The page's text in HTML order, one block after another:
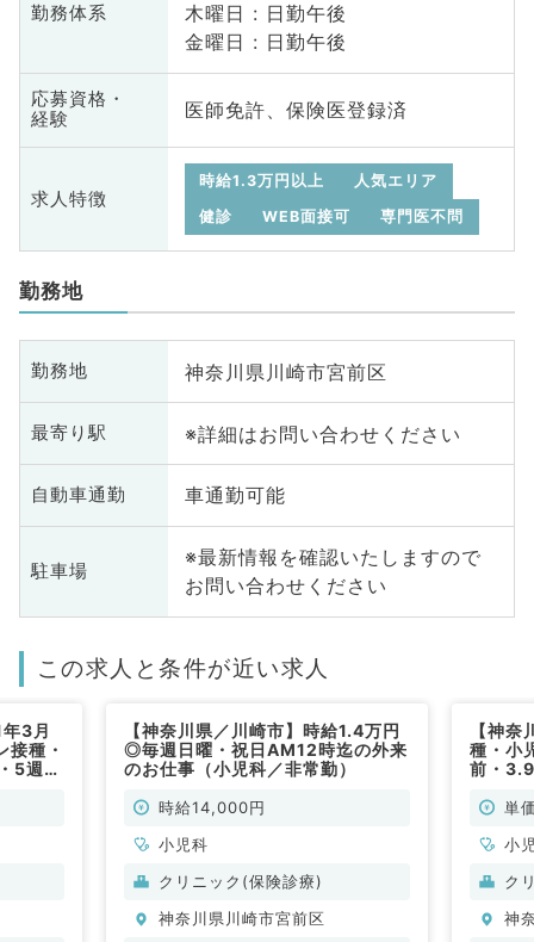
勤務体系
木曜日 : 日勤午後
金曜日 : 日勤午後
応募資格・
経験
医師免許、保険医登録済
求人特徴
時給1.3万円以上
人気エリア
健診
WEB面接可 専門医不問
勤務地
勤務地 神奈川県川崎市宮前区
最寄り駅 ※詳細はお問い合わせください
自動車通勤 車通勤可能
駐車場
※最新情報を確認いたしますので
お問い合わせください
この求人と条件が近い求人
3月
種・
5週土
【神奈川県／川崎市】時給1.4万円
◎毎週日曜・祝日AM12時迄の外来
のお仕事（小児科／非常勤）
時給14,000円
小児科
クリニック(保険診療)
神奈川県川崎市宮前区
【神
種・小
前・
単
小
ク
神